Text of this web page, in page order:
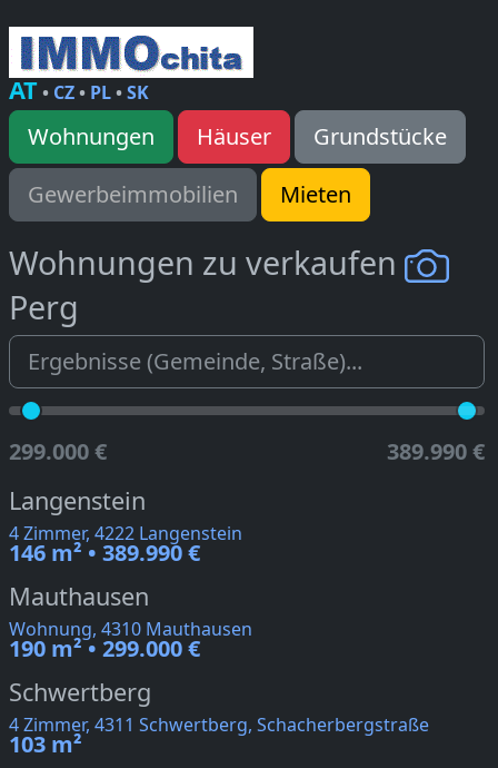
AT• CZ• PL•SK
Wohnungen Häuser
Grundstücke
Gewerbeimmobilien
Mieten
Wohnungen zu verkaufen
Perg
299.000 € 389.990 €
Langenstein
4 Zimmer, 4222 Langenstein
146 m² • 389.990 €
Mauthausen
Wohnung, 4310 Mauthausen
190 m² • 299.000 €
Schwertberg
4 Zimmer, 4311 Schwertberg, Schacherbergstraße
103 m²